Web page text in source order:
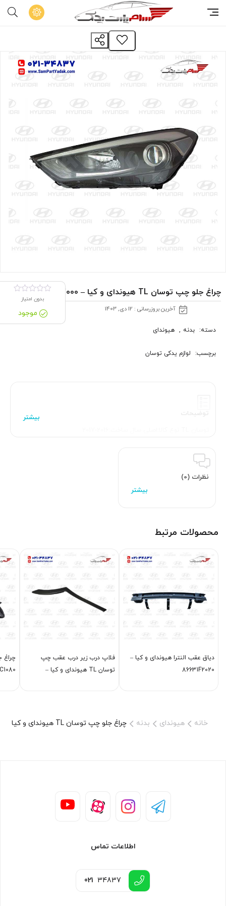
چراغ جلو چپ توسان TL هیوندای و کیا – 92101D7000
آخرین بروزرسانی : 12 دی, 1403
بدون امتیاز
موجود
دسته: بدنه , هیوندای
برچسب: لوازم یدکی توسان
توضیحات
نظرات (0)
محصولات مرتبط
دیاق عقب النترا هیوندای و کیا –
86631F2020
فلاپ درب زیر درب عقب چپ
توسان TL هیوندای و کیا –
چراغ
92102C1080
خانه هیوندای بدنه چراغ جلو چپ توسان TL هیوندای و کیا – 92101D7000
اطلاعات تماس
021 34837